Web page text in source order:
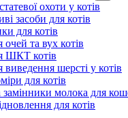
охоти у котів
засоби для котів
для котів
очей та вух котів
ШКТ котів
виведення шерсті у котів
для котів
молока для
для котів